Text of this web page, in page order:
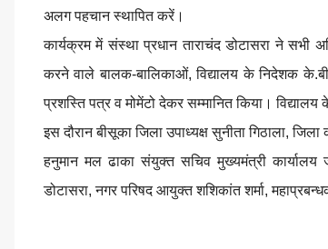
अलग पहचान स्थापित करें।
कार्यक्रम में संस्था प्रधान ताराचंद डोटासरा ने सभी
करने वाले बालक-बालिकाओं, विद्यालय के निदेशक
प्रशस्ति पत्र व मोमेंटो देकर सम्मानित किया।
इस दौरान बीसूका जिला उपाध्यक्ष सुनीता गिठाला,
हनुमान मल ढाका संयुक्त सचिव मुख्यमंत्री कार्यालय
डोटासरा, नगर परिषद आयुक्त शशिकांत शर्मा,